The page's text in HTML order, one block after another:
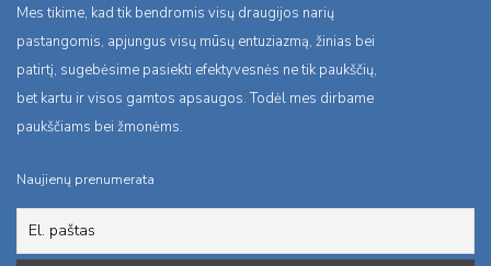
Mes tikime, kad tik bendromis visų draugijos narių
pastangomis, apjungus visų mūsų entuziazmą, žinias bei
patirtį, sugebėsime pasiekti efektyvesnės ne tik paukščių,
bet kartu ir visos gamtos apsaugos. Todėl mes dirbame
paukščiams bei žmonėms.
Naujienų prenumerata